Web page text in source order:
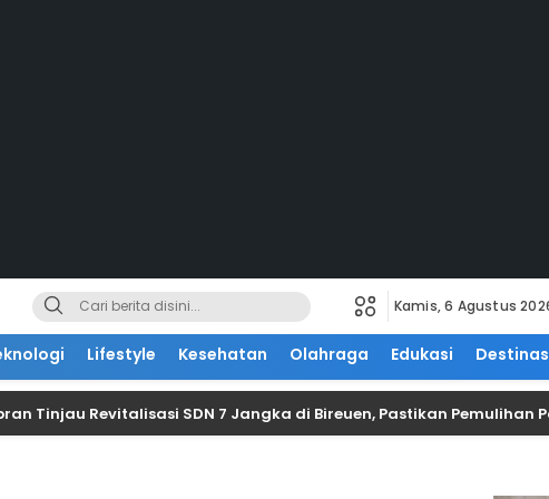
Kamis, 6 Agustus
Lifestyle Kesehatan Olahraga Edukasi
Tinjau Revitalisasi SDN 7 Jangka di Bireuen, Pastikan Pemulihan